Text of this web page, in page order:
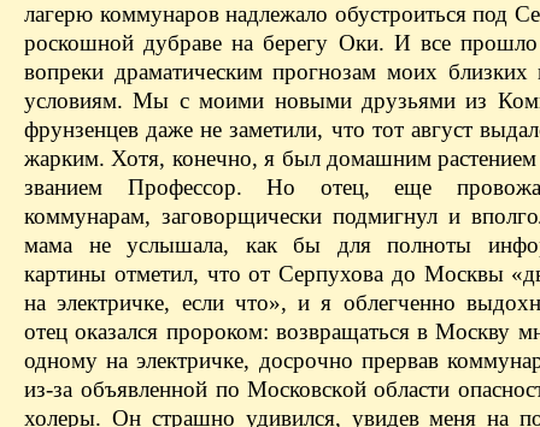
лагерю коммунаров надлежало обустроиться под
роскошной дубраве на берегу Оки. И все
вопреки драматическим прогнозам моих
условиям. Мы с моими новыми друзьями из
фрунзенцев даже не заметили, что тот август
жарким. Хотя, конечно, я был домашним
званием Профессор. Но отец, еще
коммунарам, заговорщически подмигнул и
мама не услышала, как бы для полноты
картины отметил, что от Серпухова до Москвы
на электричке, если что», и я облегченно
отец оказался пророком: возвращаться в Москву
одному на электричке, досрочно прервав
из-за объявленной по Московской области
холеры. Он страшно удивился, увидев меня на